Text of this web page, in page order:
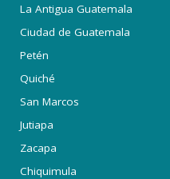
La Antigua Guatemala
Ciudad de Guatemala
Petén
Quiché
San Marcos
Jutiapa
Zacapa
Chiquimula